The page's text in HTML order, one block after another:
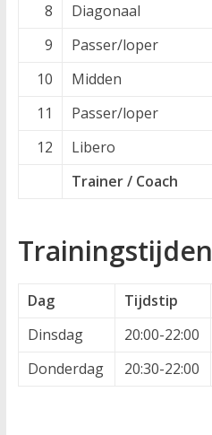
8
Diagonaal
9
Passer/loper
10
Midden
11
Passer/loper
12
Libero
Trainer / Coach
Trainingstijden
Dag Tijdstip
Dinsdag
20:00-22:00
Donderdag
20:30-22:00